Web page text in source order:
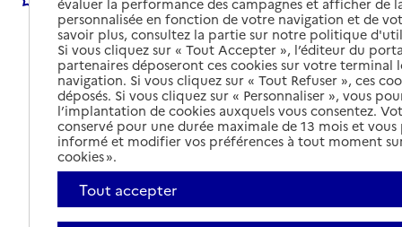
personnalisée en fonction de votre navigation et de
savoir plus, consultez la partie sur notre politique
Si vous cliquez sur « Tout Accepter », l’éditeur du
partenaires déposeront ces cookies sur votre terminal
navigation. Si vous cliquez sur « Tout Refuser », ces
déposés. Si vous cliquez sur « Personnaliser », vous
l’implantation de cookies auxquels vous consentez.
conservé pour une durée maximale de 13 mois et
informé et modifier vos préférences à tout moment
cookies ».
Tout accepter